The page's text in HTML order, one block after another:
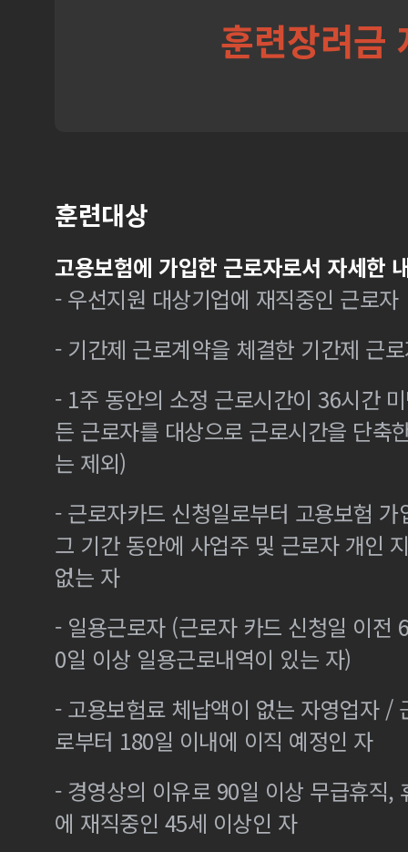
훈련장려금
훈련대상
고용보험에 가입한 근로자로서 자세한
- 우선지원 대상기업에 재직중인 근로자
- 기간제 근로계약을 체결한 기간제 근
- 1주 동안의 소정 근로시간이 36시간
든 근로자를 대상으로 근로시간을 단축
는 제외)
- 근로자카드 신청일로부터 고용보험
그 기간 동안에 사업주 및 근로자 개인
없는 자
- 일용근로자 (근로자 카드 신청일 이전
0일 이상 일용근로내역이 있는 자)
- 고용보험료 체납액이 없는 자영업자 /
로부터 180일 이내에 이직 예정인 자
- 경영상의 이유로 90일 이상 무급휴직,
에 재직중인 45세 이상인 자